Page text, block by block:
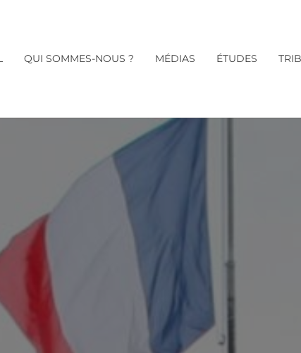
QUI SOMMES-NOUS ? MÉDIAS ÉTUDES